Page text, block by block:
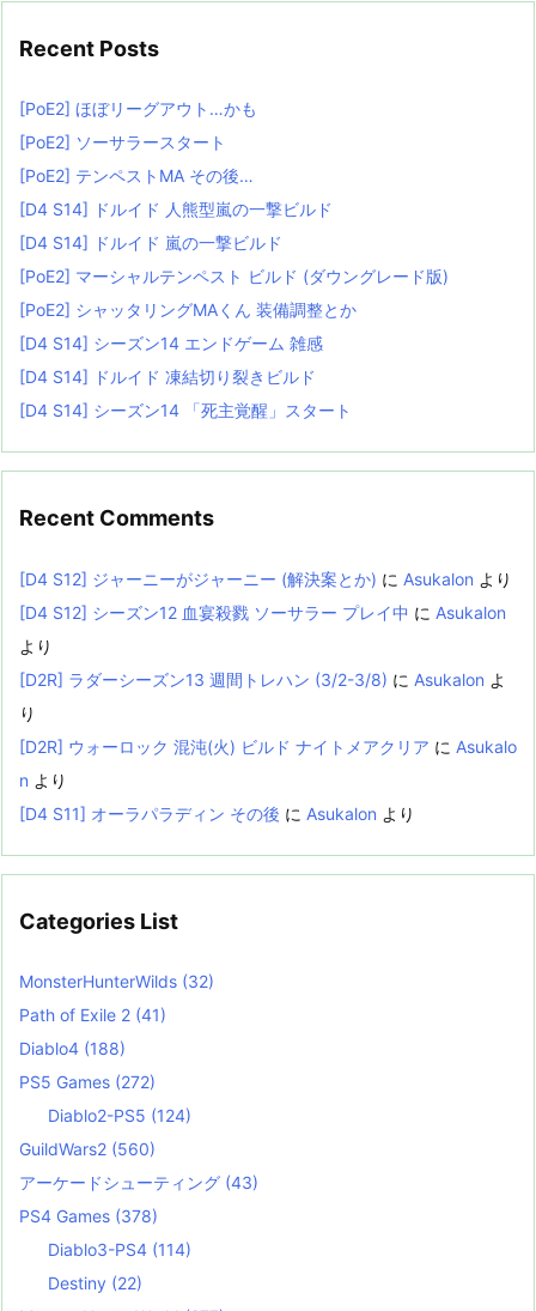
Recent Posts
[PoE2] ほぼリーグアウト…かも
[PoE2] ソーサラースタート
[PoE2] テンペストMA その後…
[D4 S14] ドルイド 人熊型嵐の一撃ビルド
[D4 S14] ドルイド 嵐の一撃ビルド
[PoE2] マーシャルテンペスト ビルド (ダウングレード版)
[PoE2] シャッタリングMAくん 装備調整とか
[D4 S14] シーズン14 エンドゲーム 雑感
[D4 S14] ドルイド 凍結切り裂きビルド
[D4 S14] シーズン14 「死主覚醒」スタート
Recent Comments
[D4 S12] ジャーニーがジャーニー (解決案とか) に Asukalon より
[D4 S12] シーズン12 血宴殺戮 ソーサラー プレイ中 に Asukalon
より
[D2R] ラダーシーズン13 週間トレハン (3/2-3/8) に Asukalon よ
り
[D2R] ウォーロック 混沌(火) ビルド ナイトメアクリア に Asukalo
n より
[D4 S11] オーラパラディン その後 に Asukalon より
Categories List
MonsterHunterWilds (32)
Path of Exile 2 (41)
Diablo4 (188)
PS5 Games (272)
Diablo2-PS5 (124)
GuildWars2 (560)
アーケードシューティング (43)
PS4 Games (378)
Diablo3-PS4 (114)
Destiny (22)